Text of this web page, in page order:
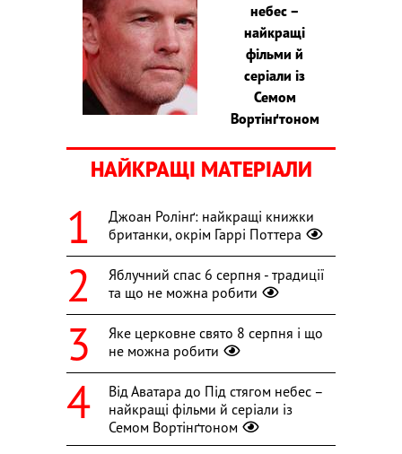
небес –
найкращі
фільми й
серіали із
Семом
Вортінґтоном
НАЙКРАЩІ МАТЕРІАЛИ
Джоан Ролінґ: найкращі книжки
британки, окрім Гаррі Поттера
Яблучний спас 6 серпня - традиції
та що не можна робити
Яке церковне свято 8 серпня і що
не можна робити
Від Аватара до Під стягом небес –
найкращі фільми й серіали із
Семом Вортінґтоном